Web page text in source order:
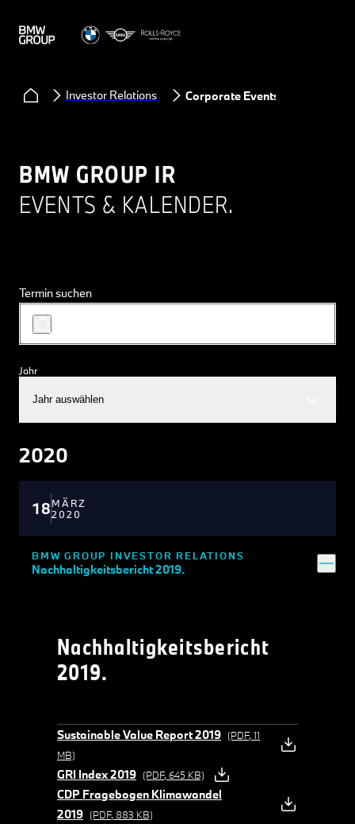
Investor Relations Corporate Events
BMW GROUP IR
EVENTS & KALENDER.
Termin suchen
Jahr
Jahr auswählen
2020
18MÄRZ
2020
BMW GROUP INVESTOR RELATIONS
Nachhaltigkeitsbericht 2019.
Nachhaltigkeitsbericht
2019.
Sustainable Value Report 2019 (PDF, 11
MB)
GRI Index 2019 (PDF, 645 KB)
CDP Fragebogen Klimawandel
2019 (PDF, 883 KB)